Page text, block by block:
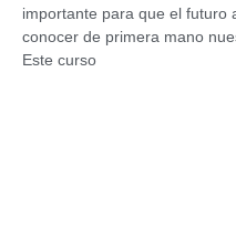
importante para que el futuro
conocer de primera mano
Este curso